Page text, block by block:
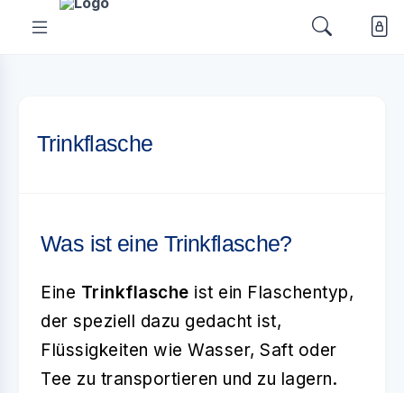
Trinkflasche
Was ist eine Trinkflasche?
Eine Trinkflasche ist ein Flaschentyp,
der speziell dazu gedacht ist,
Flüssigkeiten wie Wasser, Saft oder
Tee zu transportieren und zu lagern.